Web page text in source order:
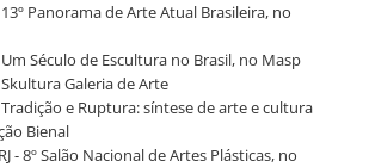
13º Panorama de Arte Atual Brasileira, no
Um Século de Escultura no Brasil, no Masp
Skultura Galeria de Arte
Tradição e Ruptura: síntese de arte e cultura
Bienal
- 8º Salão Nacional de Artes Plásticas, no